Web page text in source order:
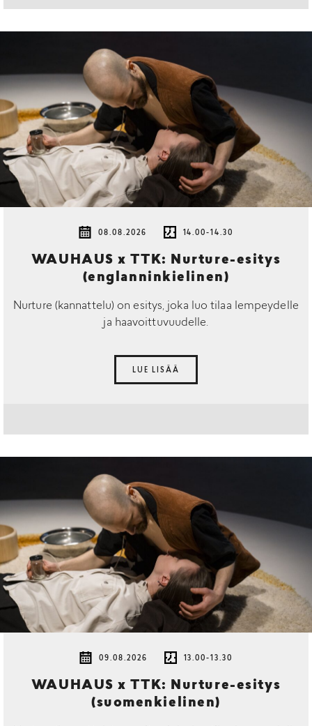
08.08.2026 14.00-14.30
WAUHAUS x TTK: Nurture-esitys
(englanninkielinen)
Nurture (kannattelu) on esitys, joka luo tilaa lempeydelle
ja haavoittuvuudelle.
LUE LISÄÄ
09.08.2026 13.00-13.30
WAUHAUS x TTK: Nurture-esitys
(suomenkielinen)